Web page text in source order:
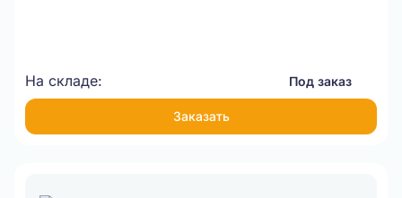
На складе: Под заказ
Заказать